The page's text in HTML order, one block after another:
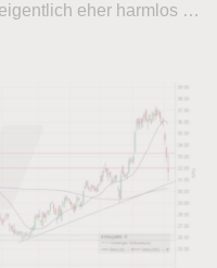
eher harmlos …